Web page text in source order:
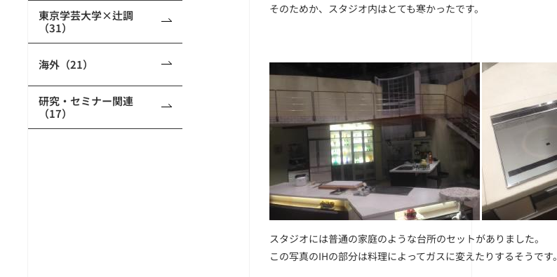
東京学芸大学×辻調
（31）
海外（21）
研究・セミナー関連
（17）
そのためか、スタジオ内はとても寒かったです。
スタジオには普通の家庭のような台所のセットがありました。
この写真のIHの部分は料理によってガスに変えたりするそうです。